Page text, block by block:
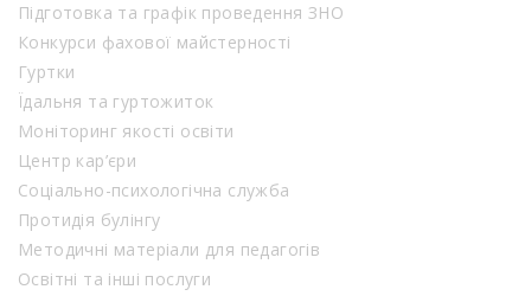
Підготовка та графік проведення ЗНО
Конкурси фахової майстерності
Гуртки
Їдальня та гуртожиток
Моніторинг якості освіти
Центр кар’єри
Соціально-психологічна служба
Протидія булінгу
Методичні матеріали для педагогів
Освітні та інші послуги